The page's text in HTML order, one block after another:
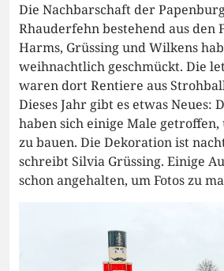
Die Nachbarschaft der
Rhauderfehn bestehend aus den
Harms, Grüssing und Wilkens
weihnachtlich geschmückt. Die
waren dort Rentiere aus
Dieses Jahr gibt es etwas Neues:
haben sich einige Male getroffen,
zu bauen. Die Dekoration ist
schreibt Silvia Grüssing. Einige
schon angehalten, um Fotos zu